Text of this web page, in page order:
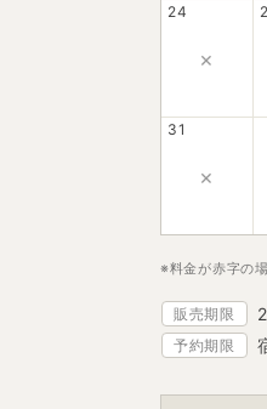
24
×
31
×
※料金が赤字の
販売期限
予約期限